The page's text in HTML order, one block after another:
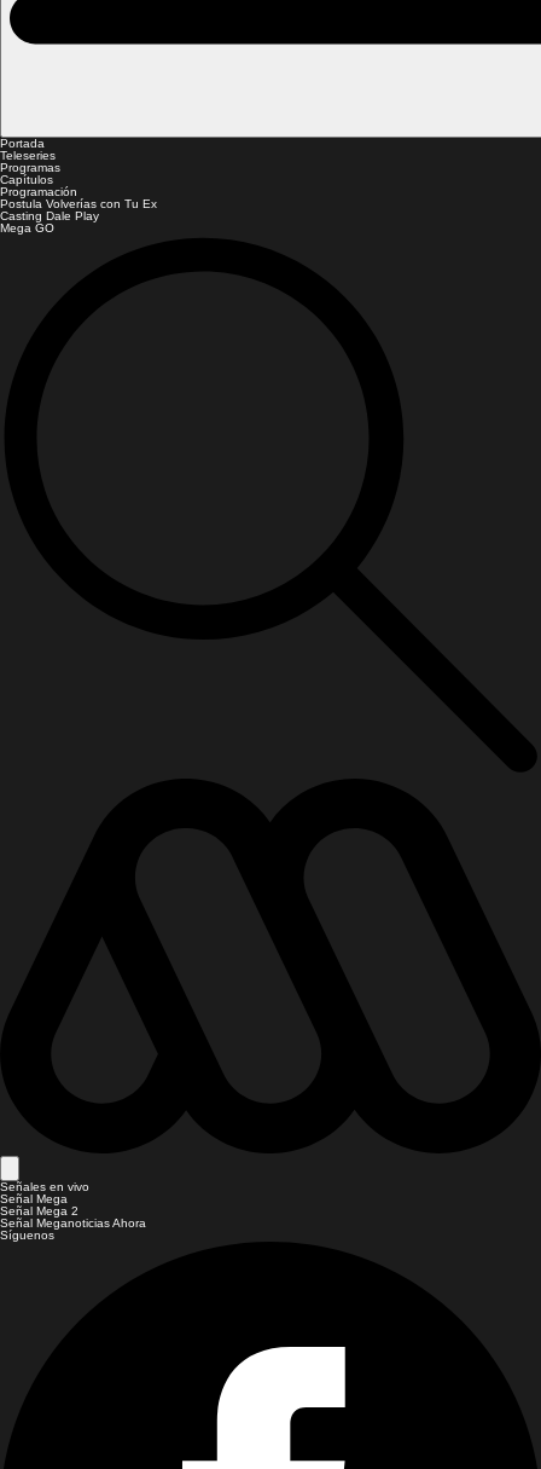
Portada
Teleseries
Programas
Capítulos
Programación
Postula Volverías con Tu Ex
Casting Dale Play
Mega GO
Señales en vivo
Señal Mega
Señal Mega 2
Señal Meganoticias Ahora
Síguenos